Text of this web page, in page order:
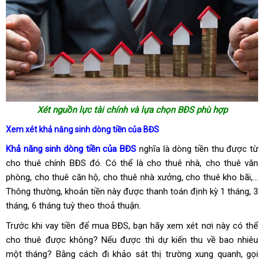
Xét nguồn lực tài chính và lựa chọn BĐS phù hợp
Xem xét khả năng sinh dòng tiền của BĐS
Khả năng sinh dòng tiền của BĐS nghĩa là dòng tiền thu được từ
cho thuê chính BĐS đó. Có thể là cho thuê nhà, cho thuê văn
phòng, cho thuê căn hộ, cho thuê nhà xưởng, cho thuê kho bãi,…
Thông thường, khoản tiền này được thanh toán định kỳ 1 tháng, 3
tháng, 6 tháng tuỳ theo thoả thuận.
Trước khi vay tiền để mua BĐS, bạn hãy xem xét nơi này có thể
cho thuê được không? Nếu được thì dự kiến thu về bao nhiêu
một tháng? Bằng cách đi khảo sát thị trường xung quanh, gọi